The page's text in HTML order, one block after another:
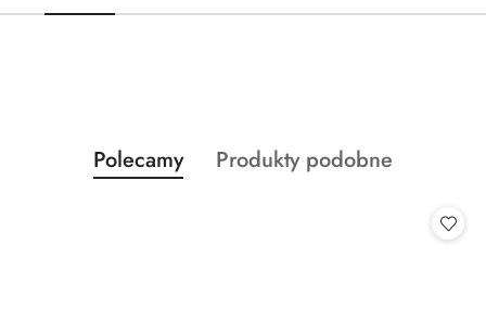
Pomiń karuzelę produktów
Produkty
o
Polecamy
Produkty
Produkty podobne